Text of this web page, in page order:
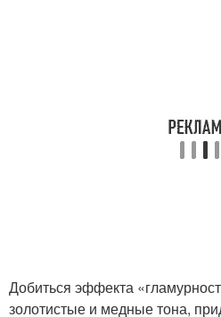
Добиться эффекта
золотистые и медные тона,